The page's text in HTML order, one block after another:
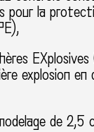
pour la
explosion
de 2,5